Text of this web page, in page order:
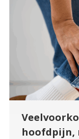
hoofdpijn,